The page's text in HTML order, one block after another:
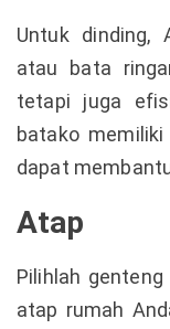
Untuk dinding,
atau bata
tetapi juga
batako
dapat
Atap
Pilihlah
atap rumah